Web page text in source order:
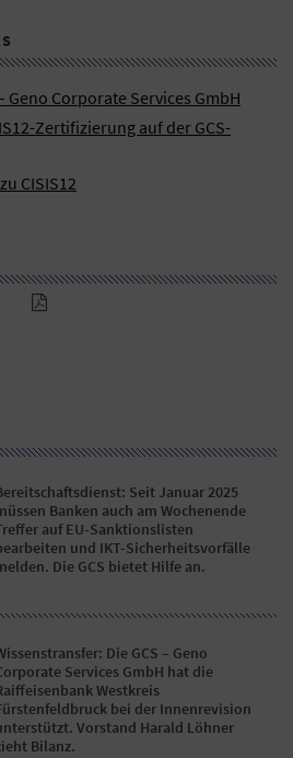
Geno Corporate Services GmbH
Zertifizierung auf der GCS-
CISIS12
Seit Januar 2025
Banken auch am Wochenende
auf EU-Sanktionslisten
und IKT-Sicherheitsvorfälle
Die GCS bietet Hilfe an.
Die GCS – Geno
Services GmbH hat die
Westkreis
bei der Innenrevision
Vorstand Harald Löhner
Bilanz.